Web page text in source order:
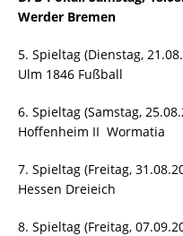
Werder Bremen
5. Spieltag (Dienstag,
Ulm 1846 Fußball
6. Spieltag (Samstag,
Hoffenheim II  Wormatia
7. Spieltag (Freitag,
Hessen Dreieich
8. Spieltag (Freitag,